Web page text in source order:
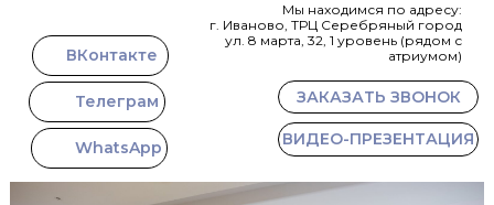
Мы находимся по адресу:
г. Иваново, ТРЦ Серебряный город
ул. 8 марта, 32, 1 уровень (рядом с
атриумом)
ВКонтакте
Телеграм
WhatsApp
ЗАКАЗАТЬ ЗВОНОК
ВИДЕО-ПРЕЗЕНТАЦИЯ